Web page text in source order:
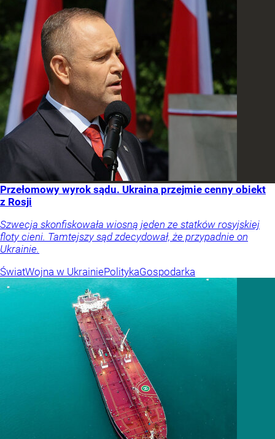
Przełomowy wyrok sądu. Ukraina przejmie cenny obiekt
z Rosji
Szwecja skonfiskowała wiosną jeden ze statków rosyjskiej
floty cieni. Tamtejszy sąd zdecydował, że przypadnie on
Ukrainie.
ŚwiatWojna w UkrainiePolitykaGospodarka